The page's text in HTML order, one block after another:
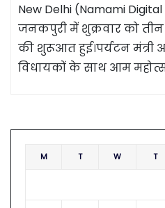
New Delhi (Namami
जनकपुरी में शुक्रवार को
की शुरूआत हुई।पर्यटन मंत्री
विधायकों के साथ आम
M T W T